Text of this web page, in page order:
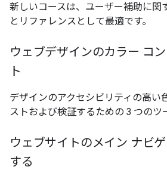
新しいコースは、ユーザー補助に関
とリファレンスとして最適です。
ウェブデザインのカラー コ
ト
デザインのアクセシビリティの高い
ストおよび検証するための 3 つのツ
ウェブサイトのメイン ナビ
する